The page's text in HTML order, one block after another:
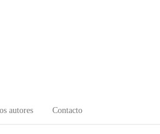
autores Contacto